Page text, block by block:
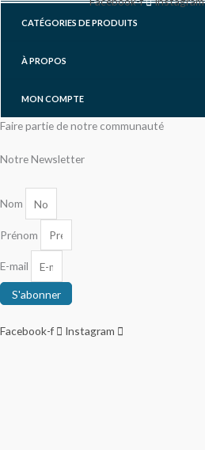
CATÉGORIES DE PRODUITS
À PROPOS
MON COMPTE
Faire partie de notre communauté
Notre Newsletter
Nom
Prénom
E-mail
S'abonner
Facebook-f Instagram